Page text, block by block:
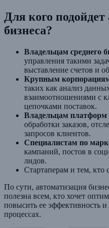
Для кого
бизнеса?
Владельцам среднего
управления такими
выставление счетов и
Крупным
таких как анализ
взаимоотношениями с
цепочками поставок.
Владельцам платформ
обработки заказов,
запросов клиентов.
Специалистам по
кампаний, постов в
лидов.
Стартаперам и тем, кто
По сути, автоматизация
полезна всем, кто хочет
повысить ее эффективность
процессах.